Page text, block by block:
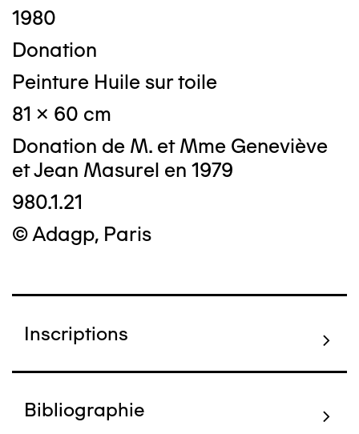
1980
Donation
Peinture Huile sur toile
81 x 60 cm
Donation de M. et Mme Geneviève
et Jean Masurel en 1979
980.1.21
© Adagp, Paris
Inscriptions
Bibliographie